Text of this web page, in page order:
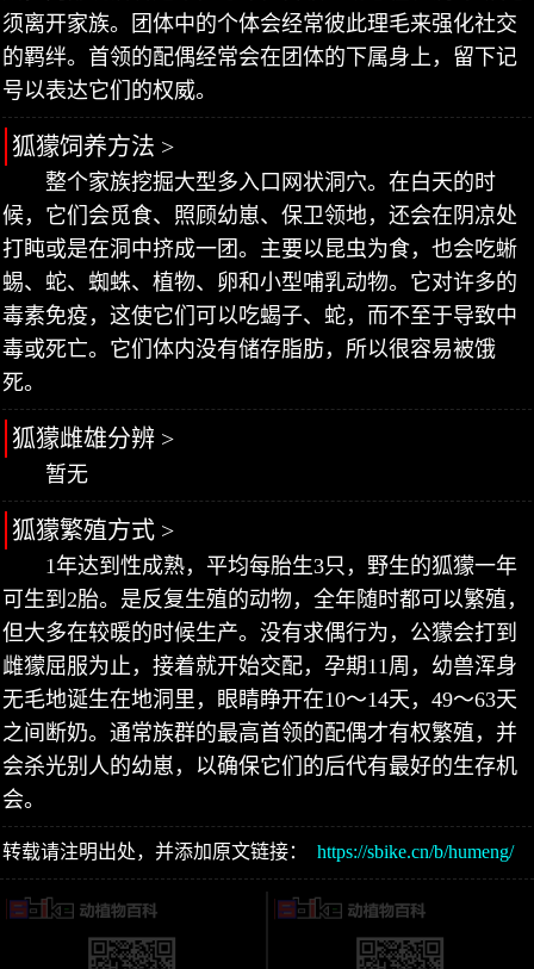
须离开家族。团体中的个体会经常彼此理毛来强化社交
的羁绊。首领的配偶经常会在团体的下属身上，留下记
号以表达它们的权威。
狐獴饲养方法 >
整个家族挖掘大型多入口网状洞穴。在白天的时
候，它们会觅食、照顾幼崽、保卫领地，还会在阴凉处
打盹或是在洞中挤成一团。主要以昆虫为食，也会吃蜥
蜴、蛇、蜘蛛、植物、卵和小型哺乳动物。它对许多的
毒素免疫，这使它们可以吃蝎子、蛇，而不至于导致中
毒或死亡。它们体内没有储存脂肪，所以很容易被饿
死。
狐獴雌雄分辨 >
暂无
狐獴繁殖方式 >
1年达到性成熟，平均每胎生3只，野生的狐獴一年
可生到2胎。是反复生殖的动物，全年随时都可以繁殖，
但大多在较暖的时候生产。没有求偶行为，公獴会打到
雌獴屈服为止，接着就开始交配，孕期11周，幼兽浑身
无毛地诞生在地洞里，眼睛睁开在10～14天，49～63天
之间断奶。通常族群的最高首领的配偶才有权繁殖，并
会杀光别人的幼崽，以确保它们的后代有最好的生存机
会。
转载请注明出处，并添加原文链接： https://sbike.cn/b/humeng/